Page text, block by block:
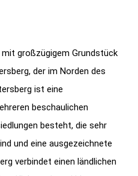
großzügigem Grundstück
der im Norden des
ist eine
beschaulichen
besteht, die sehr
und eine ausgezeichnete
verbindet einen ländlichen